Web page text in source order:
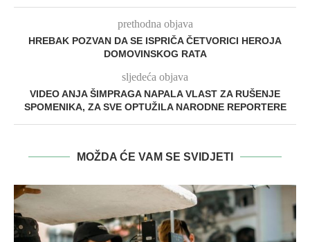
prethodna objava
HREBAK POZVAN DA SE ISPRIČA ČETVORICI HEROJA
DOMOVINSKOG RATA
sljedeća objava
VIDEO ANJA ŠIMPRAGA NAPALA VLAST ZA RUŠENJE
SPOMENIKA, ZA SVE OPTUŽILA NARODNE REPORTERE
MOŽDA ĆE VAM SE SVIDJETI